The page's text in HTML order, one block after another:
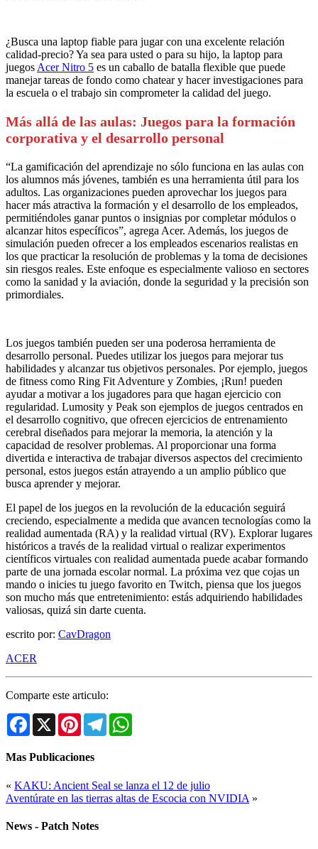
¿Busca una laptop fiable para jugar con una excelente relación
calidad-precio? Ya sea para usted o para su hijo, la laptop para
juegos Acer Nitro 5 es un caballo de batalla flexible que puede
manejar tareas de fondo como chatear y hacer investigaciones para
la escuela o el trabajo sin comprometer la calidad del juego.
Más allá de las aulas: Juegos para la formación
corporativa y el desarrollo personal
“La gamificación del aprendizaje no sólo funciona en las aulas con
los alumnos más jóvenes, también es una herramienta útil para los
adultos. Las organizaciones pueden aprovechar los juegos para
hacer más atractiva la formación y el desarrollo de los empleados,
permitiéndoles ganar puntos o insignias por completar módulos o
alcanzar hitos específicos”, agrega Acer. Además, los juegos de
simulación pueden ofrecer a los empleados escenarios realistas en
los que practicar la resolución de problemas y la toma de decisiones
sin riesgos reales. Este enfoque es especialmente valioso en sectores
como la sanidad y la aviación, donde la seguridad y la precisión son
primordiales.
Los juegos también pueden ser una poderosa herramienta de
desarrollo personal. Puedes utilizar los juegos para mejorar tus
habilidades y alcanzar tus objetivos personales. Por ejemplo, juegos
de fitness como Ring Fit Adventure y Zombies, ¡Run! pueden
ayudar a motivar a los jugadores para que hagan ejercicio con
regularidad. Lumosity y Peak son ejemplos de juegos centrados en
el desarrollo cognitivo, que ofrecen ejercicios de entrenamiento
cerebral diseñados para mejorar la memoria, la atención y la
capacidad de resolver problemas. Al proporcionar una forma
divertida e interactiva de trabajar diversos aspectos del crecimiento
personal, estos juegos están atrayendo a un amplio público que
busca aprender y mejorar.
El papel de los juegos en la revolución de la educación seguirá
creciendo, especialmente a medida que avancen tecnologías como la
realidad aumentada (RA) y la realidad virtual (RV). Explorar lugares
históricos a través de la realidad virtual o realizar experimentos
científicos virtuales con realidad aumentada puede acabar formando
parte de una jornada escolar normal. La próxima vez que cojas un
mando o inicies tu juego favorito en Twitch, piensa que los juegos
son mucho más que entretenimiento: estás adquiriendo habilidades
valiosas, quizá sin darte cuenta.
escrito por: CavDragon
ACER
Comparte este articulo:
Facebook
X PinterestTelegram
Mas Publicaciones
« KAKU: Ancient Seal se lanza el 12 de julio
Aventúrate en las tierras altas de Escocia con NVIDIA »
News - Patch Notes